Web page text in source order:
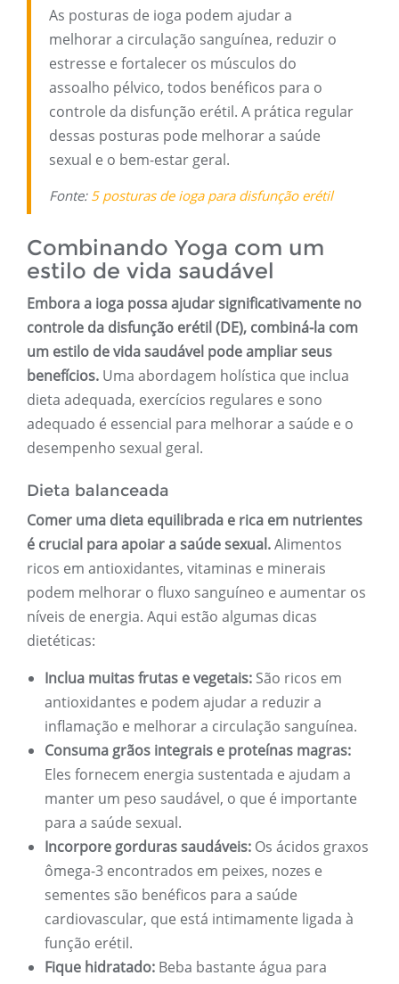
As posturas de ioga podem ajudar a
melhorar a circulação sanguínea, reduzir o
estresse e fortalecer os músculos do
assoalho pélvico, todos benéficos para o
controle da disfunção erétil. A prática regular
dessas posturas pode melhorar a saúde
sexual e o bem-estar geral.
Fonte: 5 posturas de ioga para disfunção erétil
Combinando Yoga com um
estilo de vida saudável
Embora a ioga possa ajudar significativamente no
controle da disfunção erétil (DE), combiná-la com
um estilo de vida saudável pode ampliar seus
benefícios. Uma abordagem holística que inclua
dieta adequada, exercícios regulares e sono
adequado é essencial para melhorar a saúde e o
desempenho sexual geral.
Dieta balanceada
Comer uma dieta equilibrada e rica em nutrientes
é crucial para apoiar a saúde sexual.Alimentos
ricos em antioxidantes, vitaminas e minerais
podem melhorar o fluxo sanguíneo e aumentar os
níveis de energia. Aqui estão algumas dicas
dietéticas:
Inclua muitas frutas e vegetais: São ricos em
antioxidantes e podem ajudar a reduzir a
inflamação e melhorar a circulação sanguínea.
Consuma grãos integrais e proteínas magras:
Eles fornecem energia sustentada e ajudam a
manter um peso saudável, o que é importante
para a saúde sexual.
Incorpore gorduras saudáveis: Os ácidos graxos
ômega-3 encontrados em peixes, nozes e
sementes são benéficos para a saúde
cardiovascular, que está intimamente ligada à
função erétil.
Fique hidratado: Beba bastante água para